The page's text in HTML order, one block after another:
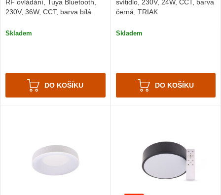
RF ovládání, Tuya Bluetooth,
230V, 36W, CCT, barva bílá
Skladem
DO KOŠÍKU
svítidlo, 230V, 24W, CCT, barva
černá, TRIAK
Skladem
DO KOŠÍKU